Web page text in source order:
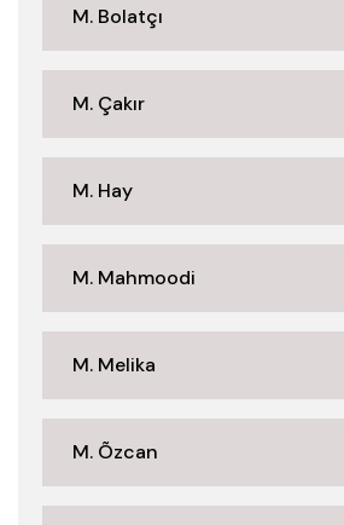
M. Bolatçı
M. Çakır
M. Hay
M. Mahmoodi
M. Melika
M. Õzcan